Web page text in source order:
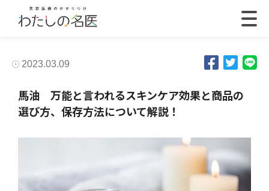
2023.03.09
馬油 万能と言われるスキンケア効果と商品の
選び方、保存方法について解説！